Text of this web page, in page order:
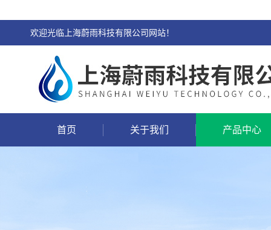
欢迎光临上海蔚雨科技有限公司网站！
首页 关于我们 产品中心